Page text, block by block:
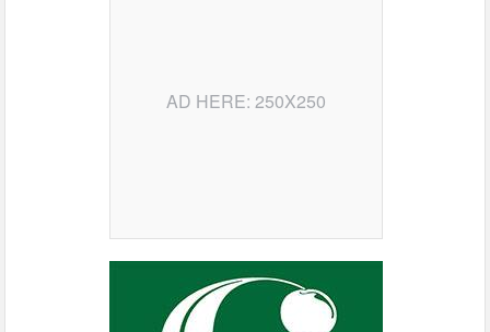
AD HERE: 250X250